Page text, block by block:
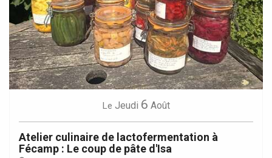
Le Jeudi 6 Août
Atelier culinaire de lactofermentation à
Fécamp : Le coup de pâte d'Isa